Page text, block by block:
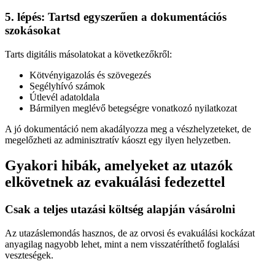
5. lépés: Tartsd egyszerűen a dokumentációs
szokásokat
Tarts digitális másolatokat a következőkről:
Kötvényigazolás és szövegezés
Segélyhívó számok
Útlevél adatoldala
Bármilyen meglévő betegségre vonatkozó nyilatkozat
A jó dokumentáció nem akadályozza meg a vészhelyzeteket, de
megelőzheti az adminisztratív káoszt egy ilyen helyzetben.
Gyakori hibák, amelyeket az utazók
elkövetnek az evakuálási fedezettel
Csak a teljes utazási költség alapján vásárolni
Az utazáslemondás hasznos, de az orvosi és evakuálási kockázat
anyagilag nagyobb lehet, mint a nem visszatéríthető foglalási
veszteségek.